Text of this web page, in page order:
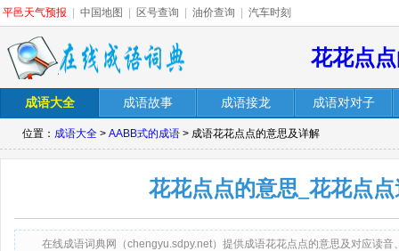
平邑天气预报 中国地图 区号查询 油价查询 汽车时刻
花花点
成语大全 成语故事 成语接龙 成语对对子
位置： 成语大全 > AABB式的成语 > 成语花花点点的意思及详解
花花点点的意思_花花点
在线成语词典网（chengyu.sdpy.net）提供成语花花点点的意思及对应读